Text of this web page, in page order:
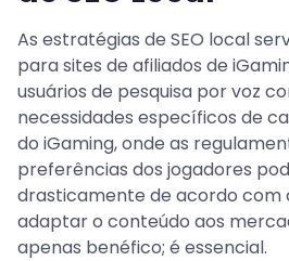
As estratégias de SEO local
para sites de afiliados de
usuários de pesquisa por voz
necessidades específicos de
do iGaming, onde as
preferências dos jogadores
drasticamente de acordo com
adaptar o conteúdo aos
apenas benéfico; é essencial.